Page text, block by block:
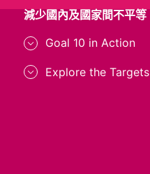
消
弭
不
平
減少國內及國家間不平等
Goal 10 in Action
Explore the Targets